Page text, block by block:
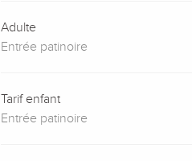
Adulte
Entrée patinoire
Tarif enfant
Entrée patinoire